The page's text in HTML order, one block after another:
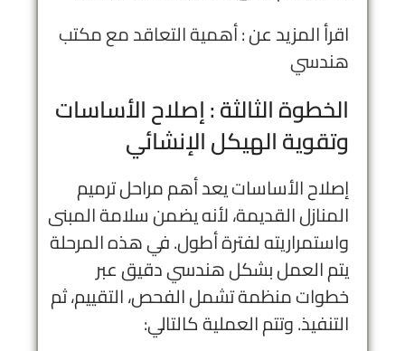
اقرأ المزيد عن :أهمية التعاقد مع مكتب
هندسي
الخطوة الثالثة :إصلاح الأساسات
وتقوية الهيكل الإنشائي
إصلاح الأساسات يعد أهم مراحل ترميم
المنازل القديمة، لأنه يضمن سلامة المبنى
واستمراريته لفترة أطول. في هذه المرحلة
يتم العمل بشكل هندسي دقيق عبر
خطوات منظمة تشمل الفحص، التقييم، ثم
التنفيذ. وتتم العملية كالتالي: